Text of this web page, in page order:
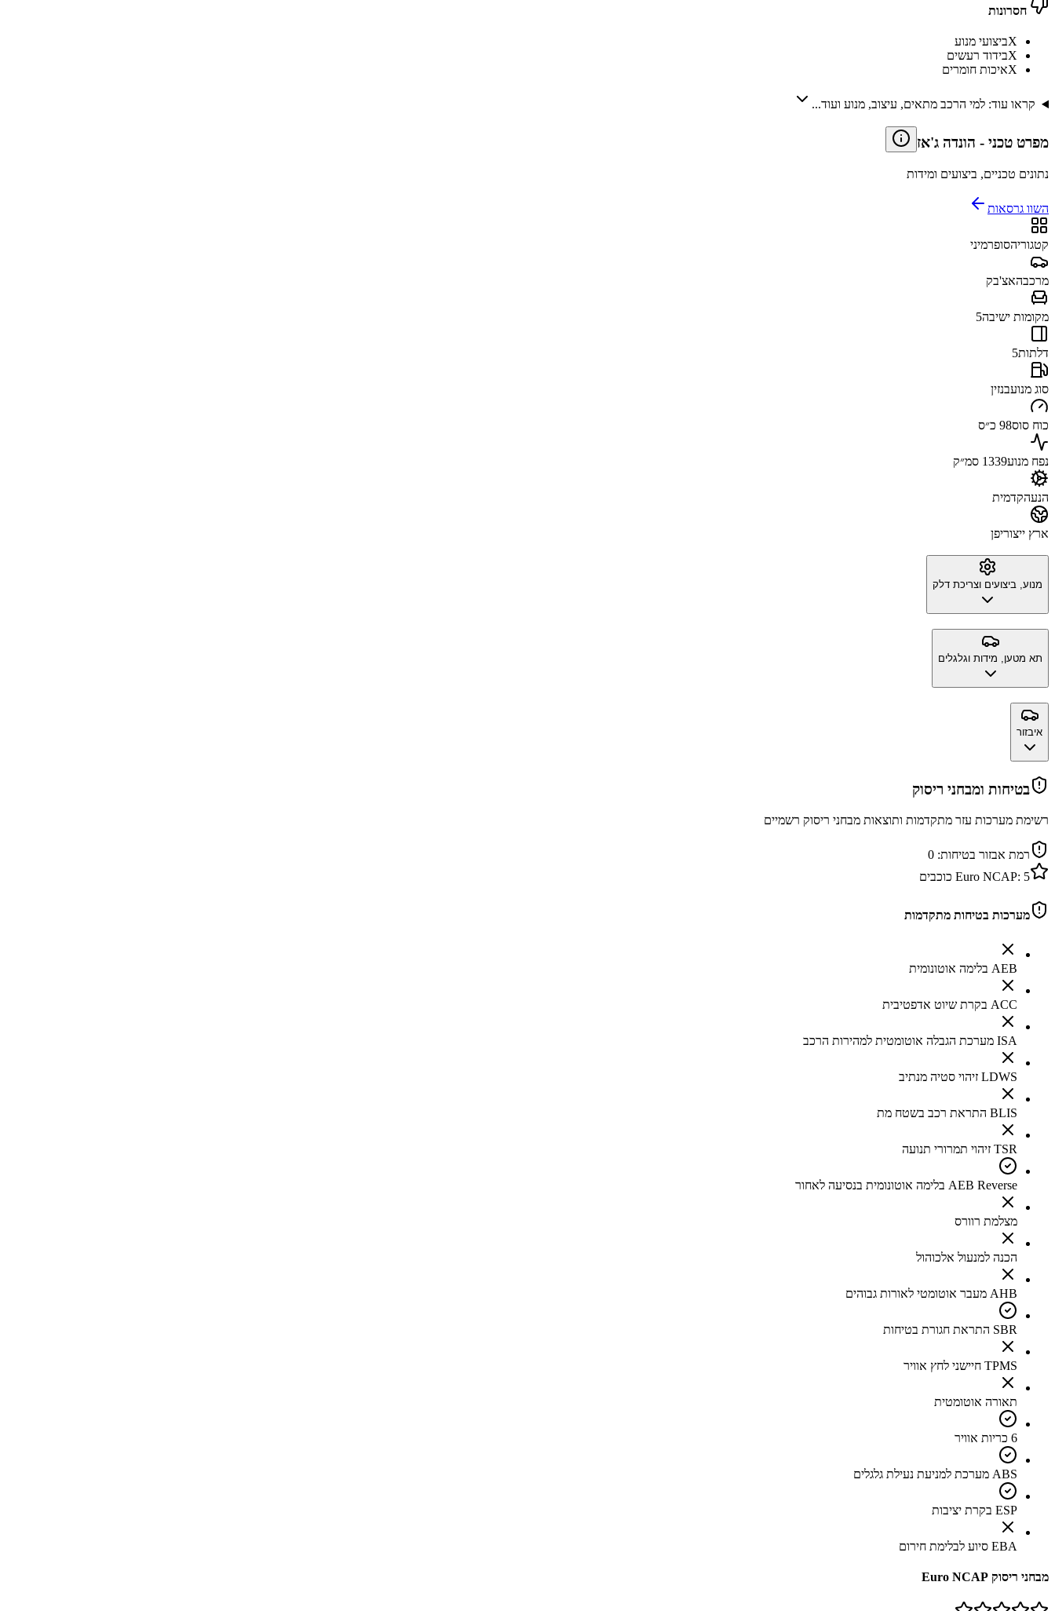
חסרונות
Xביצועי מנוע
Xבידוד רעשים
Xאיכות חומרים
קראו עוד: למי הרכב מתאים, עיצוב, מנוע ועוד...
מפרט טכני - הונדה ג'אז
נתונים טכניים, ביצועים ומידות
השוו גרסאות
קטגוריהסופרמיני
מרכבהאצ'בק
מקומות ישיבה5
דלתות5
סוג מנועבנזין
כוח סוס98 כ״ס
נפח מנוע1339 סמ״ק
הנעהקדמית
ארץ ייצוריפן
מנוע, ביצועים וצריכת דלק
תא מטען, מידות וגלגלים
איבזור
בטיחות ומבחני ריסוק
רשימת מערכות עזר מתקדמות ותוצאות מבחני ריסוק רשמיים
רמת אבזור בטיחות: 0
Euro NCAP: 5 כוכבים
מערכות בטיחות מתקדמות
AEB בלימה אוטונומית
ACC בקרת שיוט אדפטיבית
ISA מערכת הגבלה אוטומטית למהירות הרכב
LDWS זיהוי סטיה מנתיב
BLIS התראת רכב בשטח מת
TSR זיהוי תמרורי תנועה
AEB Reverse בלימה אוטונומית בנסיעה לאחור
מצלמת רוורס
הכנה למנעול אלכוהול
AHB מעבר אוטומטי לאורות גבוהים
SBR התראת חגורת בטיחות
TPMS חיישני לחץ אוויר
תאורה אוטומטית
6 כריות אוויר
ABS מערכת למניעת נעילת גלגלים
ESP בקרת יציבות
EBA סיוע לבלימת חירום
מבחני ריסוק Euro NCAP